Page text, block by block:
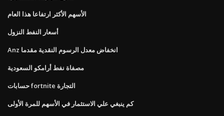
الأسهم الأكثر ارتفاعا هذا العام
أسعار النفط النزول
Anz انخفاض معدل الرسوم النقدية مقدما
مصفاة نفط أرامكو السعودية
حسابات fortnite التجارة
كم ينبغي علي الاستثمار في الأسهم للمرة الأولى